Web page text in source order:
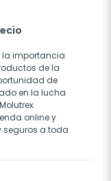
la importancia
de la
de
en la lucha
online y
seguros a toda